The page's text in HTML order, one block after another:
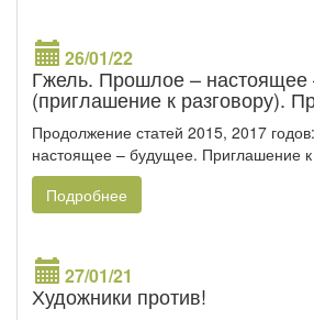
26/01/22
Гжель. Прошлое – настоящее
(приглашение к разговору).
Продолжение статей 2015, 2017
настоящее – будущее. Приглашение к
Подробнее
27/01/21
Художники против!